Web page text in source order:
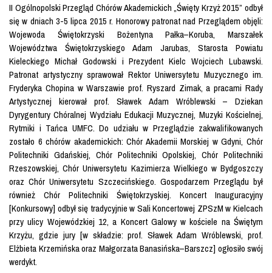
II Ogólnopolski Przegląd Chórów Akademickich „Święty Krzyż 2015” odbył
się w dniach 3-5 lipca 2015 r. Honorowy patronat nad Przeglądem objęli:
Wojewoda Świętokrzyski Bożentyna Pałka–Koruba, Marszałek
Województwa Świętokrzyskiego Adam Jarubas, Starosta Powiatu
Kieleckiego Michał Godowski i Prezydent Kielc Wojciech Lubawski.
Patronat artystyczny sprawował Rektor Uniwersytetu Muzycznego im.
Fryderyka Chopina w Warszawie prof. Ryszard Zimak, a pracami Rady
Artystycznej kierował prof. Sławek Adam Wróblewski – Dziekan
Dyrygentury Chóralnej Wydziału Edukacji Muzycznej, Muzyki Kościelnej,
Rytmiki i Tańca UMFC. Do udziału w Przeglądzie zakwalifikowanych
zostało 6 chórów akademickich: Chór Akademii Morskiej w Gdyni, Chór
Politechniki Gdańskiej, Chór Politechniki Opolskiej, Chór Politechniki
Rzeszowskiej, Chór Uniwersytetu Kazimierza Wielkiego w Bydgoszczy
oraz Chór Uniwersytetu Szczecińskiego. Gospodarzem Przeglądu był
również Chór Politechniki Świętokrzyskiej. Koncert Inauguracyjny
[Konkursowy] odbył się tradycyjnie w Sali Koncertowej ZPSzM w Kielcach
przy ulicy Wojewódzkiej 12, a Koncert Galowy w kościele na Świętym
Krzyżu, gdzie jury [w składzie: prof. Sławek Adam Wróblewski, prof.
Elżbieta Krzemińska oraz Małgorzata Banasińska–Barszcz] ogłosiło swój
werdykt.